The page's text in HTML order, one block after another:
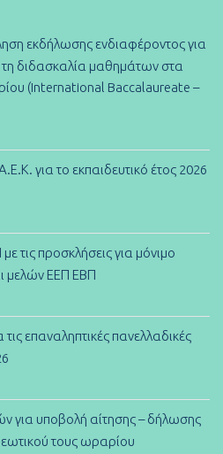
εκδήλωσης ενδιαφέροντος για
τη διδασκαλία μαθημάτων στα
(International Baccalaureate –
για το εκπαιδευτικό έτος 2026
τις προσκλήσεις για μόνιμο
μελών ΕΕΠ ΕΒΠ
επαναληπτικές πανελλαδικές
για υποβολή αίτησης – δήλωσης
τους ωραρίου